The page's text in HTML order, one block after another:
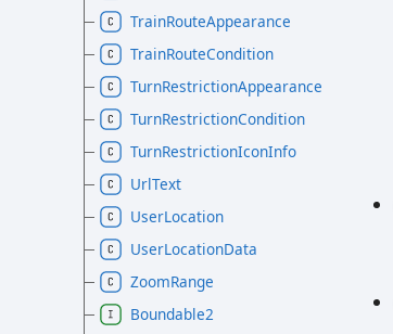
TrainRouteAppearance
TrainRouteCondition
TurnRestrictionAppearance
TurnRestrictionCondition
TurnRestrictionIconInfo
UrlText
UserLocation
UserLocationData
ZoomRange
Boundable2